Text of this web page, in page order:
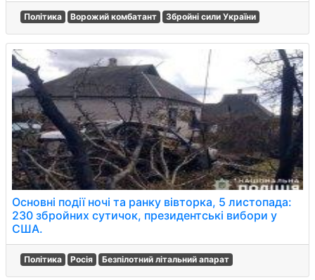
Політика Ворожий комбатант Збройні сили України
Основні події ночі та ранку вівторка, 5 листопада:
230 збройних сутичок, президентські вибори у
США.
Політика Росія Безпілотний літальний апарат